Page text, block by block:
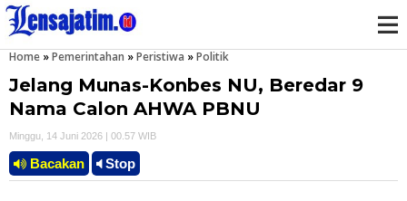
u
Home »Pemerintahan »Peristiwa »Politik
Jelang Munas-Konbes NU, Beredar 9
Nama Calon AHWA PBNU
Minggu, 14 Juni 2026 | 00.57 WIB
Bacakan Stop